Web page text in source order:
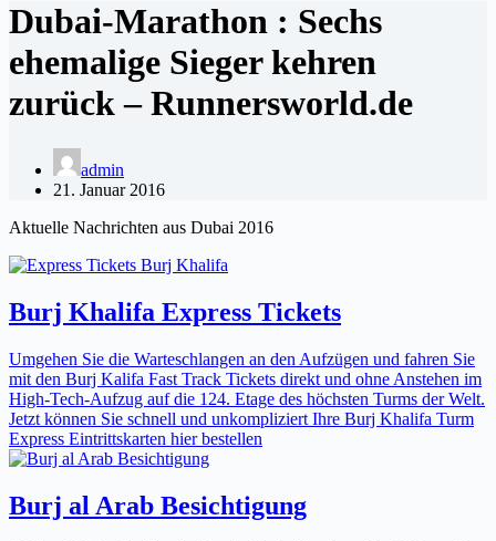
Dubai-Marathon : Sechs
ehemalige Sieger kehren
zurück – Runnersworld.de
admin
21. Januar 2016
Aktuelle Nachrichten aus Dubai 2016
Burj Khalifa Express Tickets
Umgehen Sie die Warteschlangen an den Aufzügen und fahren Sie
mit den Burj Kalifa Fast Track Tickets direkt und ohne Anstehen im
High-Tech-Aufzug auf die 124. Etage des höchsten Turms der Welt.
Jetzt können Sie schnell und unkompliziert Ihre Burj Khalifa Turm
Express Eintrittskarten hier bestellen
Burj al Arab Besichtigung